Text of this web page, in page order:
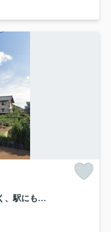
見附市芝野町 土地 国道８号に近く、駅にも便利！